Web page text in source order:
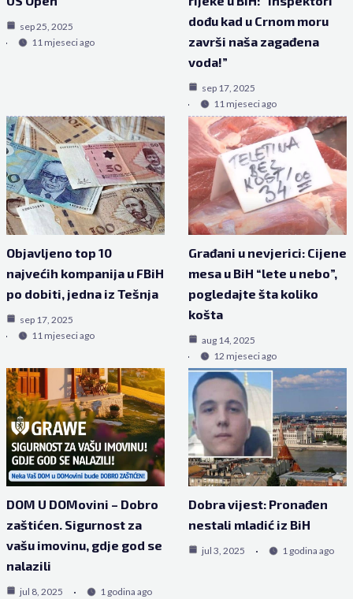
sep 25, 2025
11 mjeseci ago
dođu kad u Crnom moru
završi naša zagađena
voda!”
sep 17, 2025
11 mjeseci ago
Objavljeno top 10
najvećih kompanija u FBiH
po dobiti, jedna iz Tešnja
sep 17, 2025
11 mjeseci ago
Građani u nevjerici: Cijene
mesa u BiH “lete u nebo”,
pogledajte šta koliko
košta
aug 14, 2025
12 mjeseci ago
DOM U DOMovini – Dobro
zaštićen. Sigurnost za
vašu imovinu, gdje god se
nalazili
jul 8, 2025 1 godina ago
Dobra vijest: Pronađen
nestali mladić iz BiH
jul 3, 2025 1 godina ago